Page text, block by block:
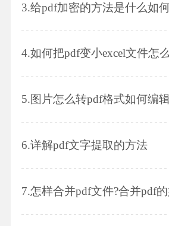
3.给pdf加密的方法是什么如何给pdf
4.如何把pdf变小excel文件怎么
5.图片怎么转pdf格式如何编
6.详解pdf文字提取的方法
7.怎样合并pdf文件?合并pdf